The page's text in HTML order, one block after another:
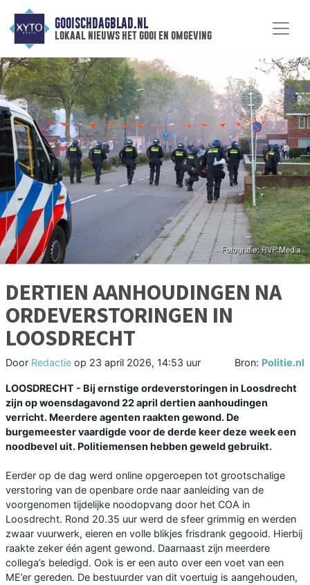
GOOISCHDAGBLAD.NL
lokaal nieuws het gooi en omgeving
DERTIEN AANHOUDINGEN NA
ORDEVERSTORINGEN IN
LOOSDRECHT
Door Redactie op 23 april 2026, 14:53 uur Bron: Politie.nl
LOOSDRECHT - Bij ernstige ordeverstoringen in Loosdrecht
zijn op woensdagavond 22 april dertien aanhoudingen
verricht. Meerdere agenten raakten gewond. De
burgemeester vaardigde voor de derde keer deze week een
noodbevel uit. Politiemensen hebben geweld gebruikt.
Eerder op de dag werd online opgeroepen tot grootschalige
verstoring van de openbare orde naar aanleiding van de
voorgenomen tijdelijke noodopvang door het COA in
Loosdrecht. Rond 20.35 uur werd de sfeer grimmig en werden
zwaar vuurwerk, eieren en volle blikjes frisdrank gegooid. Hierbij
raakte zeker één agent gewond. Daarnaast zijn meerdere
collega’s beledigd. Ook is er een auto over een voet van een
ME’er gereden. De bestuurder van dit voertuig is aangehouden,